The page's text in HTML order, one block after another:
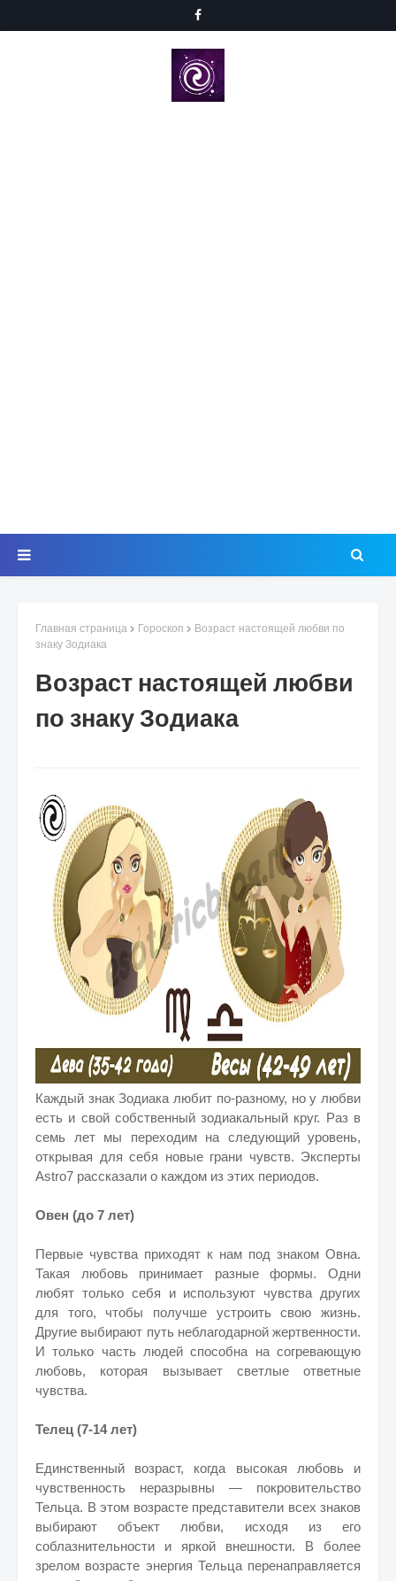
Главная страница Гороскоп
Возраст настоящей любви по
знаку Зодиака
Возраст настоящей любви
по знаку Зодиака
Каждый знак Зодиака любит по-разному, но у любви
есть и свой собственный зодиакальный круг. Раз в
семь лет мы переходим на следующий уровень,
открывая для себя новые грани чувств. Эксперты
Astro7 рассказали о каждом из этих периодов.
Овен (до 7 лет)
Первые чувства приходят к нам под знаком Овна.
Такая любовь принимает разные формы. Одни
любят только себя и используют чувства других
для того, чтобы получше устроить свою жизнь.
Другие выбирают путь неблагодарной жертвенности.
И только часть людей способна на согревающую
любовь, которая вызывает светлые ответные
чувства.
Телец (7-14 лет)
Единственный возраст, когда высокая любовь и
чувственность неразрывны — покровительство
Тельца. В этом возрасте представители всех знаков
выбирают объект любви, исходя из его
соблазнительности и яркой внешности. В более
зрелом возрасте энергия Тельца перенаправляется